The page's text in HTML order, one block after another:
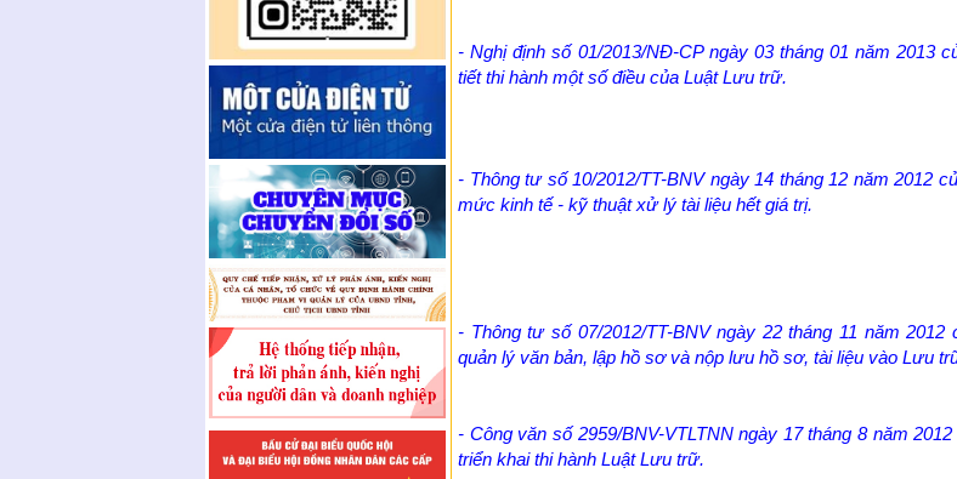
- Nghị định số 01/2013/NĐ-CP ngày 03 tháng 01 năm 2013
tiết thi hành một số điều của Luật Lưu trữ.
- Thông tư số 10/2012/TT-BNV ngày 14 tháng 12 năm 2012
mức kinh tế - kỹ thuật xử lý tài liệu hết giá trị.
- Thông tư số 07/2012/TT-BNV ngày 22 tháng 11 năm
quản lý văn bản, lập hồ sơ và nộp lưu hồ sơ, tài liệu vào Lưu
- Công văn số 2959/BNV-VTLTNN ngày 17 tháng 8 năm
triển khai thi hành Luật Lưu trữ.